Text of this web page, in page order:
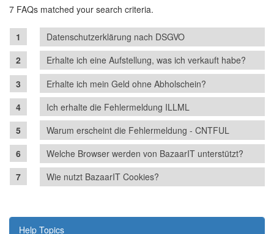
7 FAQs matched your search criteria.
Datenschutzerklärung nach DSGVO
Erhalte ich eine Aufstellung, was ich verkauft habe?
Erhalte ich mein Geld ohne Abholschein?
Ich erhalte die Fehlermeldung ILLML
Warum erscheint die Fehlermeldung - CNTFUL
Welche Browser werden von BazaarIT unterstützt?
Wie nutzt BazaarIT Cookies?
Help Topics